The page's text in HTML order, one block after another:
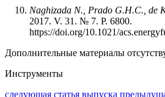
Naghizada N., Prado G.H.C., de
2017. V. 31. № 7. P. 6800.
https://doi.org/10.1021/
Дополнительные материалы
Инструменты
следующая статья выпуска